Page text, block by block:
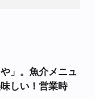
」。魚介メニュ
しい！営業時